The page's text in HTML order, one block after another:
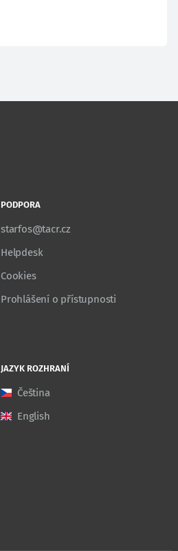
PODPORA
starfos@tacr.cz
Helpdesk
Cookies
Prohlášení o přístupnosti
JAZYK ROZHRANÍ
Čeština
English